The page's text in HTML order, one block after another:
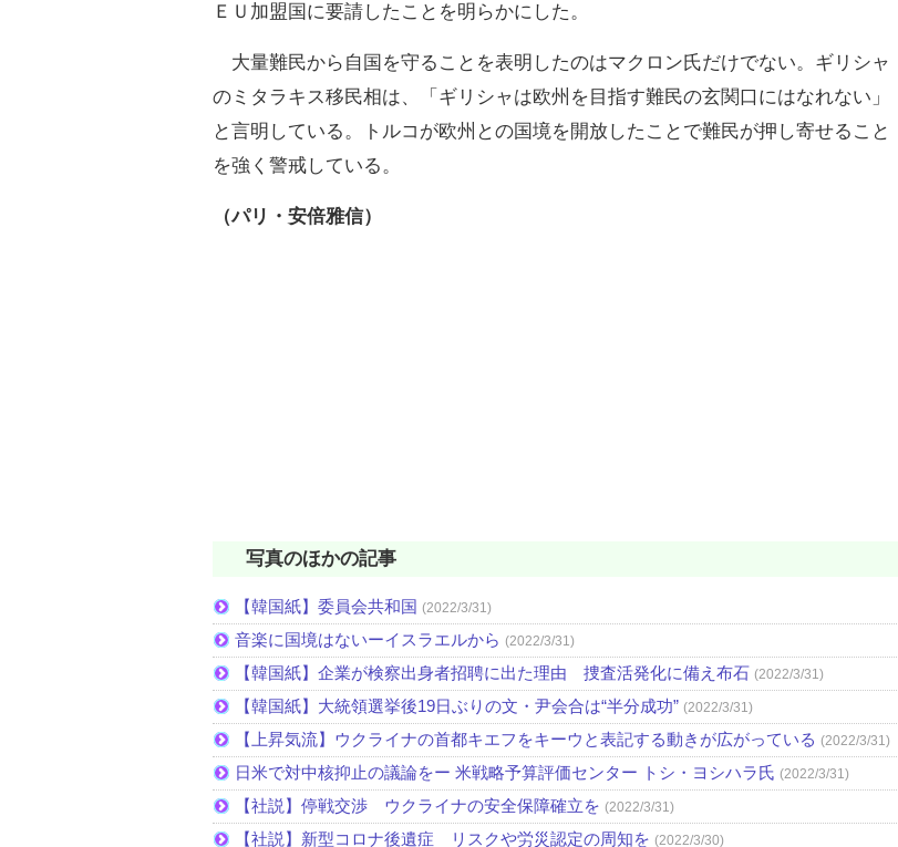
ＥＵ加盟国に要請したことを明らかにした。
大量難民から自国を守ることを表明したのはマクロン氏だけでない。ギリシャ
のミタラキス移民相は、「ギリシャは欧州を目指す難民の玄関口にはなれない」
と言明している。トルコが欧州との国境を開放したことで難民が押し寄せること
を強く警戒している。
（パリ・安倍雅信）
写真のほかの記事
【韓国紙】委員会共和国 (2022/3/31)
音楽に国境はないーイスラエルから (2022/3/31)
【韓国紙】企業が検察出身者招聘に出た理由 捜査活発化に備え布石 (2022/3/31)
【韓国紙】大統領選挙後19日ぶりの文・尹会合は“半分成功” (2022/3/31)
【上昇気流】ウクライナの首都キエフをキーウと表記する動きが広がっている (2022/3/31)
日米で対中核抑止の議論をー 米戦略予算評価センター トシ・ヨシハラ氏 (2022/3/31)
【社説】停戦交渉 ウクライナの安全保障確立を (2022/3/31)
【社説】新型コロナ後遺症 リスクや労災認定の周知を (2022/3/30)